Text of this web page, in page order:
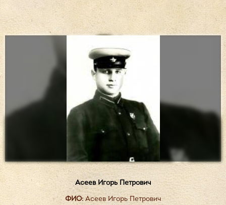
Асеев Игорь Петрович
ФИО:Асеев Игорь Петрович